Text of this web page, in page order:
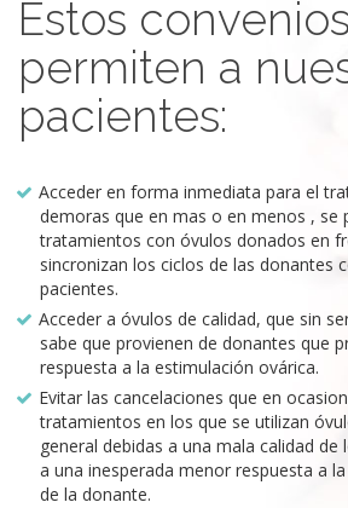
Estos
permiten a
pacientes:
Acceder en forma inmediata para el
demoras que en mas o en menos , se
tratamientos con óvulos donados en
sincronizan los ciclos de las donantes
pacientes.
Acceder a óvulos de calidad, que sin
sabe que provienen de donantes que
respuesta a la estimulación ovárica.
Evitar las cancelaciones que en
tratamientos en los que se utilizan
general debidas a una mala calidad
a una inesperada menor respuesta a
de la donante.